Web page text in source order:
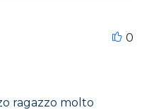
0
ragazzo molto